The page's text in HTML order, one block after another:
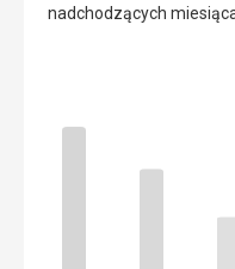
nadchodzących